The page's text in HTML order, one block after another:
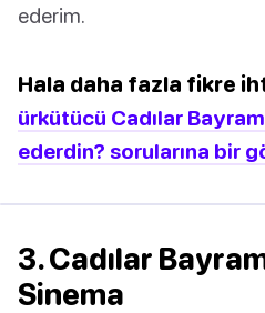
ederim.
Hala daha fazla fikre
ürkütücü Cadılar
ederdin? sorularına bir
3. Cadılar
Sinema